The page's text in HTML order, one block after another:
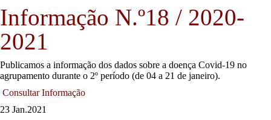
Informação N.º18 / 2020-
2021
Publicamos a informação dos dados sobre a doença Covid-19 no
agrupamento durante o 2º período (de 04 a 21 de janeiro).
Consultar Informação
23 Jan.2021